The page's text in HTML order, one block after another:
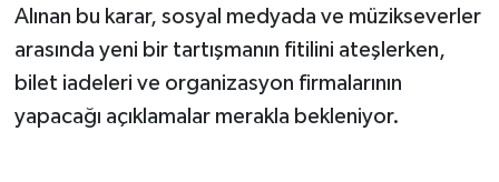
Alınan bu karar, sosyal medyada ve müzikseverler
arasında yeni bir tartışmanın fitilini ateşlerken,
bilet iadeleri ve organizasyon firmalarının
yapacağı açıklamalar merakla bekleniyor.